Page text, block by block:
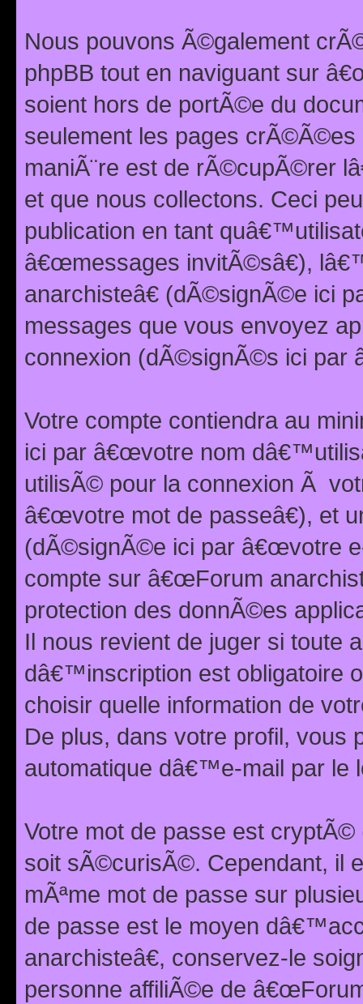
Nous pouvons Ã©galement
phpBB tout en naviguant sur
soient hors de portÃ©e du
seulement les pages
maniÃ¨re est de rÃ©cupÃ©rer
et que nous collectons. Ceci
publication en tant
â€œmessages invitÃ©sâ€),
anarchisteâ€ (dÃ©signÃ©e ici
messages que vous envoyez
connexion (dÃ©signÃ©s ici par
Votre compte contiendra au
ici par â€œvotre nom
utilisÃ© pour la connexion Ã
â€œvotre mot de passeâ€), et
(dÃ©signÃ©e ici par â€œvotre
compte sur â€œForum
protection des donnÃ©es
Il nous revient de juger si toute
dâ€™inscription est obligatoire
choisir quelle information de
De plus, dans votre profil,
automatique dâ€™e-mail par le
Votre mot de passe est
soit sÃ©curisÃ©. Cependant, il
mÃªme mot de passe sur
de passe est le moyen
anarchisteâ€, conservez-le
personne affiliÃ©e de